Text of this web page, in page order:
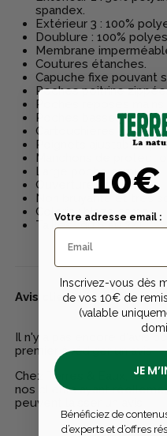
spandex.
Extérieur 3 : 100%
Doublure : 100%
Membrane
Coutures étanches.
Capuche fixe pouvant
Poches poitrine
Poches reposes mains
Poches basses
Cartouchières
Poignets ajustables
Manchons de
Large poche carnier.
Ouverture 3 points.
Non bruyante et très
Coloris : blaze camo.
Tailles : du S au 2XL.
Avis clients
Il n'y a pas encore d'avis
premier à rédiger un avis
Chez Terres & Eaux, les
nos clients ayant
peuvent laisser un avis
10€
Votre adresse email :
Inscrivez-vous dès
de vos 10€ de
(valable
JE
Bénéficiez de
d’experts et d’offres